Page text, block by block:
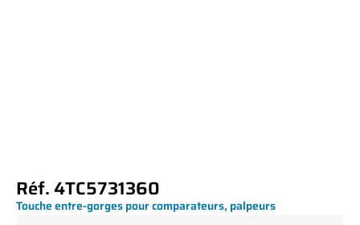
Réf. 4TC5731360
Touche entre-gorges pour comparateurs, palpeurs